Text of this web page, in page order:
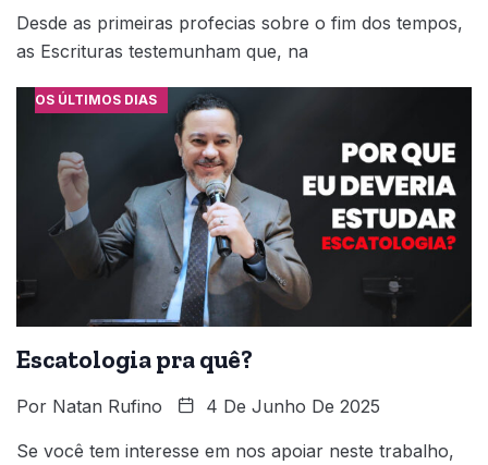
Desde as primeiras profecias sobre o fim dos tempos,
as Escrituras testemunham que, na
OS ÚLTIMOS DIAS
Escatologia pra quê?
Por Natan Rufino 4 De Junho De 2025
Se você tem interesse em nos apoiar neste trabalho,